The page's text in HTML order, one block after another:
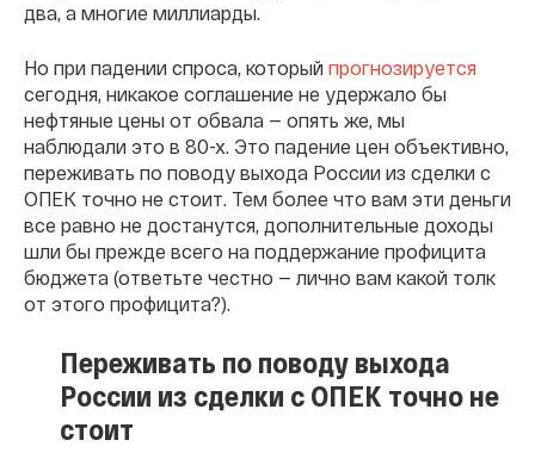
два, а многие миллиарды.
Но при падении спроса, который прогнозируется
сегодня, никакое соглашение не удержало бы
нефтяные цены от обвала — опять же, мы
наблюдали это в 80-х. Это падение цен объективно,
переживать по поводу выхода России из сделки с
ОПЕК точно не стоит. Тем более что вам эти деньги
все равно не достанутся, дополнительные доходы
шли бы прежде всего на поддержание профицита
бюджета (ответьте честно — лично вам какой толк
от этого профицита?).
Переживать по поводу выхода
России из сделки с ОПЕК точно не
стоит